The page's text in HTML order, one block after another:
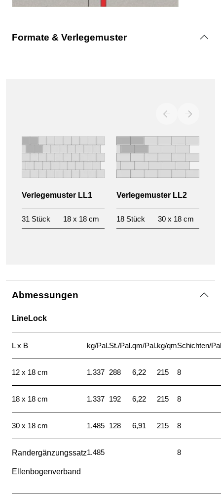
Formate & Verlegemuster
Verlegemuster LL1
31 Stück 18 x 18 cm
Verlegemuster LL2
18 Stück 30 x 18 cm
Abmessungen
LineLock
L x B kg/Pal.St./Pal.qm/Pal.kg/qmSchichten/
12 x 18 cm 1.337 288 6,22 215 8
18 x 18 cm 1.337 192 6,22 215 8
30 x 18 cm 1.485 128 6,91 215 8
Randergänzungssatz
Ellenbogenverband
1.485 8